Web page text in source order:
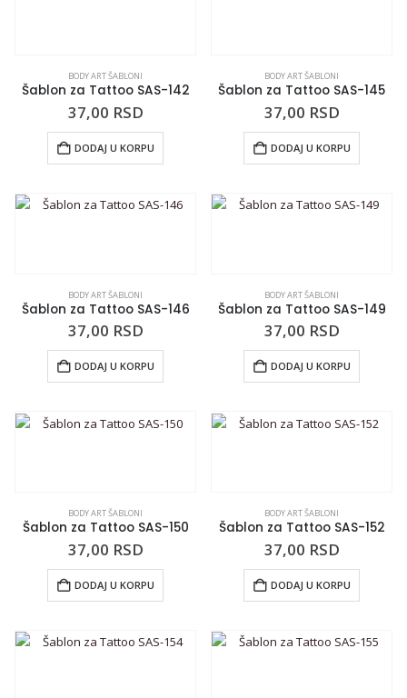
BODY ART ŠABLONI
Šablon za Tattoo SAS-142
37,00 RSD
DODAJ U KORPU
BODY ART ŠABLONI
Šablon za Tattoo SAS-145
37,00 RSD
DODAJ U KORPU
BODY ART ŠABLONI
Šablon za Tattoo SAS-146
37,00 RSD
DODAJ U KORPU
BODY ART ŠABLONI
Šablon za Tattoo SAS-149
37,00 RSD
DODAJ U KORPU
BODY ART ŠABLONI
Šablon za Tattoo SAS-150
37,00 RSD
DODAJ U KORPU
BODY ART ŠABLONI
Šablon za Tattoo SAS-152
37,00 RSD
DODAJ U KORPU